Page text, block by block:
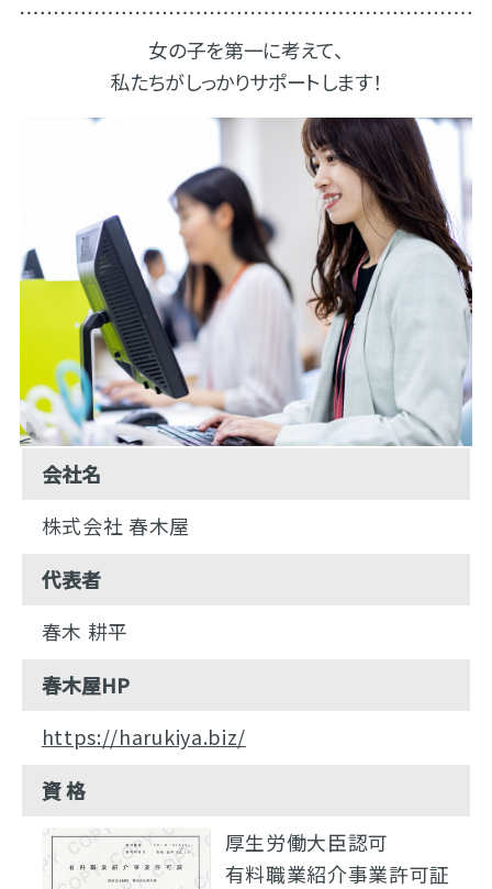
女の子を第一に考えて、
私たちがしっかりサポートします！
会社名
株式会社 春木屋
代表者
春木 耕平
春木屋HP
https://harukiya.biz/
資 格
厚生労働大臣認可
有料職業紹介事業許可証